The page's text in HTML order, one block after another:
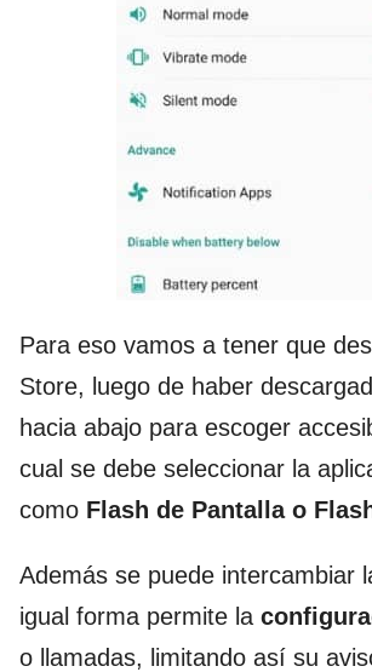
Para eso vamos a tener que
Store, luego de haber
hacia abajo para escoger
cual se debe seleccionar la
como Flash de Pantalla o
Además se puede intercambiar
igual forma permite la
o llamadas, limitando así su